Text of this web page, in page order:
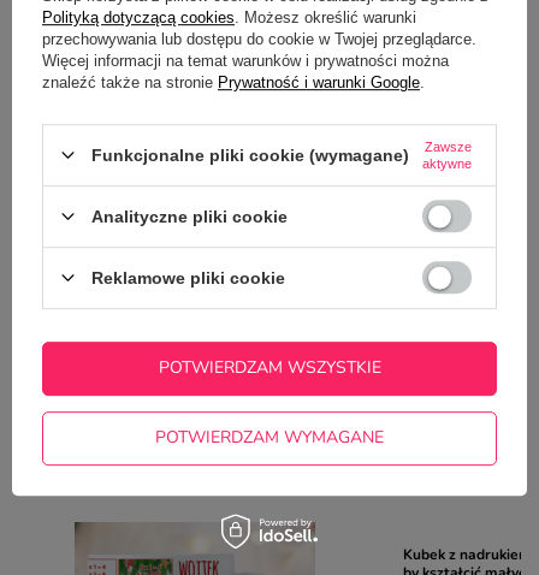
PYTANIA INNYCH KLIENTÓW
Czy mogę zamówić 3 szt kubków?
Mam pytanie potrzebuję 23 sztuki takich kubków z imieniem, jaki czas
realizacji? Czy można myć w zmywarce?
Potrzebujesz pomocy? Masz pytania?
ZADAJ PYTANIE
NAJCZĘŚCIEJ KUPOWANE Z
Kubek z nadrukiem
Polityką dotyczącą cookies . Możesz określić warunki
przechowywania lub dostępu do cookie w Twojej przeglądarce.
Więcej informacji na temat warunków i prywatności można
znaleźć także na stronie Prywatność i warunki Google
Funkcjonalne pliki cookie (wymagane)
Zawsze
aktywne
Analityczne pliki cookie
Reklamowe pliki cookie
POTWIERDZAM WYMAGANE
POTWIERDZAM WSZYSTKIE